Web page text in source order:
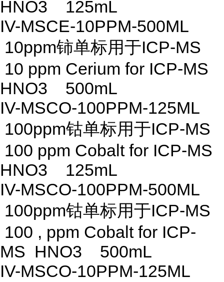
HNO3 125mL
IV-MSCE-10PPM-500ML
10ppm铈单标用于ICP-MS
10 ppm Cerium for ICP-MS
HNO3 500mL
IV-MSCO-100PPM-125ML
100ppm钴单标用于ICP-MS
100 ppm Cobalt for ICP-MS
HNO3 125mL
IV-MSCO-100PPM-500ML
100ppm钴单标用于ICP-MS
100 , ppm Cobalt for ICP-
MS HNO3 500mL
IV-MSCO-10PPM-125ML